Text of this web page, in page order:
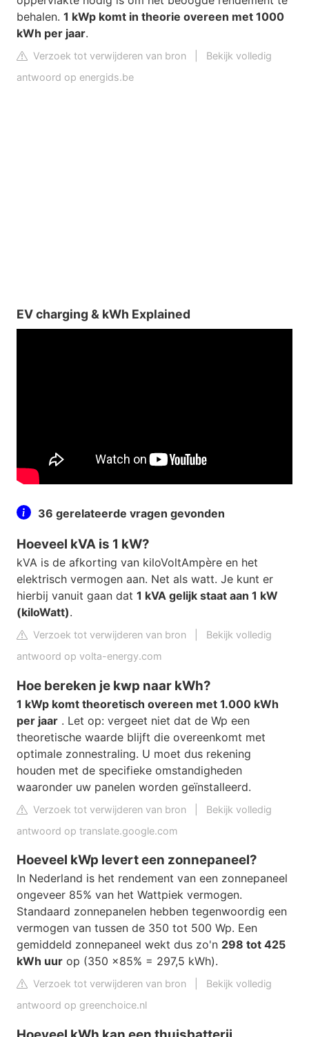
behalen. 1 kWp komt in theorie overeen met 1000
kWh per jaar.
Verzoek tot verwijderen van bron
Bekijk volledig
antwoord op energids.be
EV charging & kWh Explained
36 gerelateerde vragen gevonden
Hoeveel kVA is 1 kW?
kVA is de afkorting van kiloVoltAmpère en het
elektrisch vermogen aan. Net als watt. Je kunt er
hierbij vanuit gaan dat 1 kVA gelijk staat aan 1 kW
(kiloWatt).
Verzoek tot verwijderen van bron
Bekijk volledig
antwoord op volta-energy.com
Hoe bereken je kwp naar kWh?
1 kWp komt theoretisch overeen met 1.000 kWh
per jaar . Let op: vergeet niet dat de Wp een
theoretische waarde blijft die overeenkomt met
optimale zonnestraling. U moet dus rekening
houden met de specifieke omstandigheden
waaronder uw panelen worden geïnstalleerd.
Verzoek tot verwijderen van bron
Bekijk volledig
antwoord op translate.google.com
Hoeveel kWp levert een zonnepaneel?
In Nederland is het rendement van een zonnepaneel
ongeveer 85% van het Wattpiek vermogen.
Standaard zonnepanelen hebben tegenwoordig een
vermogen van tussen de 350 tot 500 Wp. Een
gemiddeld zonnepaneel wekt dus zo'n 298 tot 425
kWh uur op (350 x85% = 297,5 kWh).
Verzoek tot verwijderen van bron
Bekijk volledig
antwoord op greenchoice.nl